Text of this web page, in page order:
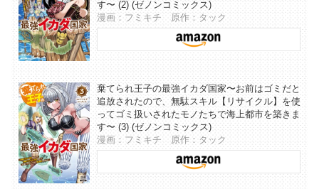
す〜 (2) (ゼノンコミックス)
漫画：フミキチ 原作：タック
棄てられ王子の最強イカダ国家〜お前はゴミだと
追放されたので、無駄スキル【リサイクル】を使
ってゴミ扱いされたモノたちで海上都市を築きま
す〜 (3) (ゼノンコミックス)
漫画：フミキチ 原作：タック